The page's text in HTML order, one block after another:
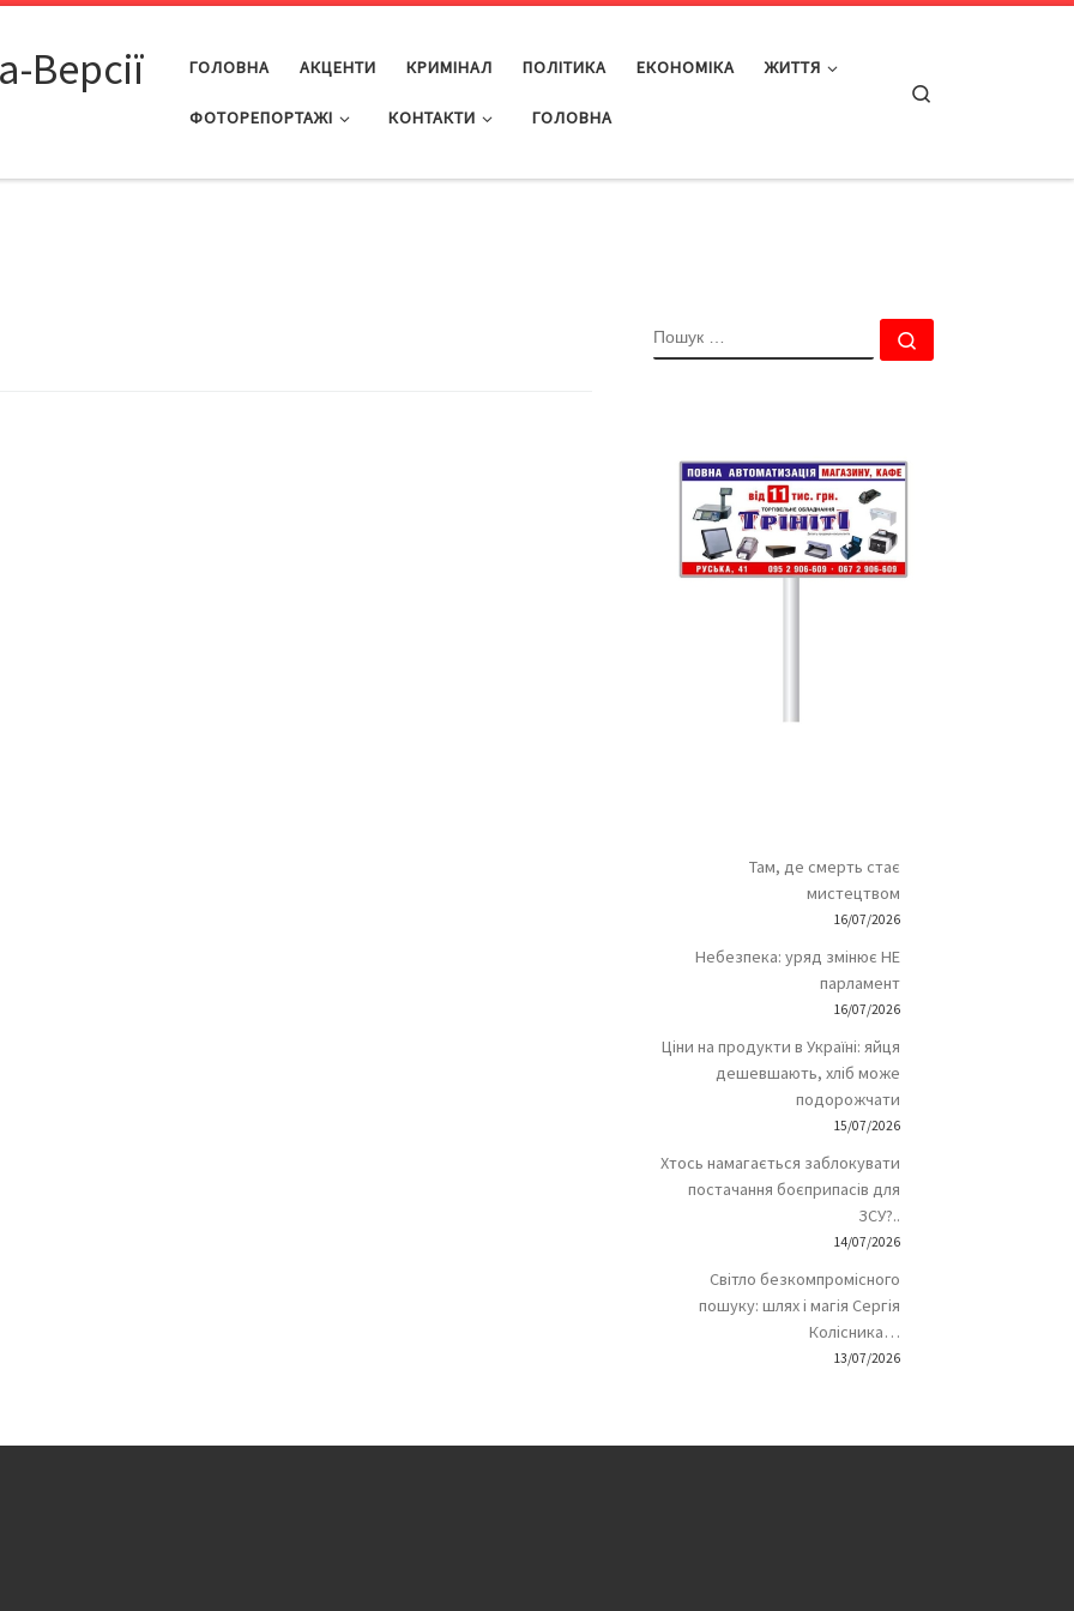
Версії ГОЛОВНА АКЦЕНТИ КРИМІНАЛ ПОЛІТИКА ЕКОНОМІКА ЖИТТЯ
ФОТОРЕПОРТАЖІ КОНТАКТИ ГОЛОВНА
ПОШУК
Там, де смерть стає
мистецтвом
16/07/2026
Небезпека: уряд змінює НЕ
парламент
16/07/2026
Ціни на продукти в Україні: яйця
дешевшають, хліб може
подорожчати
15/07/2026
Хтось намагається заблокувати
постачання боєприпасів для
ЗСУ?..
14/07/2026
Світло безкомпромісного
пошуку: шлях і магія Сергія
Колісника…
13/07/2026